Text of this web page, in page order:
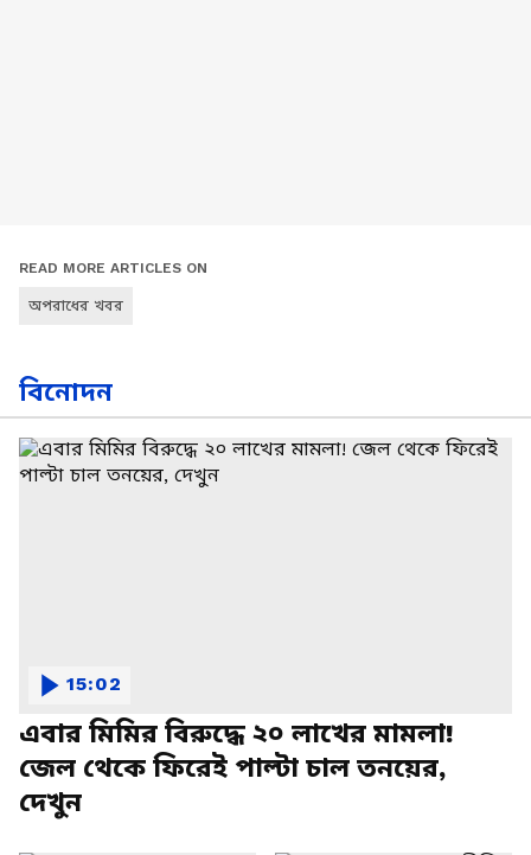
READ MORE ARTICLES ON
অপরাধের খবর
বিনোদন
এবার মিমির বিরুদ্ধে ২০ লাখের মামলা!
জেল থেকে ফিরেই পাল্টা চাল তনয়ের,
দেখুন
15:02